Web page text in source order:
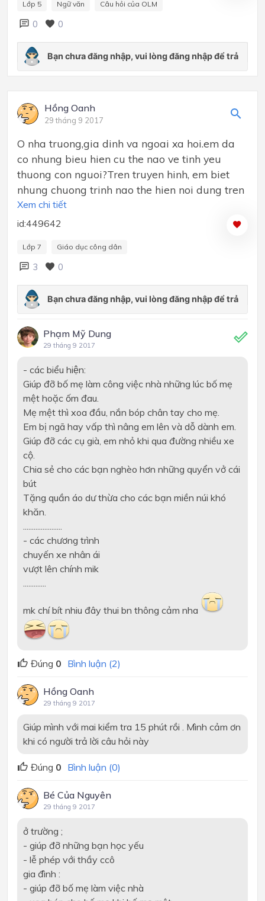
Lớp 5 Ngữ văn Câu hỏi của OLM
0 0
Hồng Oanh
29 tháng 9 2017
O nha truong,gia dinh va ngoai xa hoi.em da
co nhung bieu hien cu the nao ve tinh yeu
thuong con nguoi?Tren truyen hinh, em biet
nhung chuong trinh nao the hien noi dung tren
Xem chi tiết
id:449642
Lớp 7 Giáo dục công dân
3 0
Phạm Mỹ Dung
29 tháng 9 2017
- các biểu hiện:
Giúp đỡ bố mẹ làm công việc nhà những lúc bố mẹ
mệt hoặc ốm đau.
Mẹ mệt thì xoa đầu, nắn bóp chân tay cho mẹ.
Em bị ngã hay vấp thì nâng em lên và dỗ dành em.
Giúp đỡ các cụ già, em nhỏ khi qua đường nhiều xe
cộ.
Chia sẻ cho các bạn nghèo hơn những quyển vở cái
bút
Tặng quần áo dư thừa cho các bạn miền núi khó
khăn.
- các chương trình
chuyến xe nhân ái
vượt lên chính mik
mk chí bít nhiu đây thui bn thông cảm nha
Đúng 0 Bình luận (2)
Hồng Oanh
29 tháng 9 2017
Giúp mình với mai kiểm tra 15 phút rồi . Mình cảm ơn
khi có người trả lời câu hỏi này
Đúng 0 Bình luận (0)
Bé Của Nguyên
29 tháng 9 2017
ở trường ;
- giúp đỡ những bạn học yếu
- lễ phép với thầy ccô
gia đình :
- giúp đỡ bố mẹ làm việc nhà